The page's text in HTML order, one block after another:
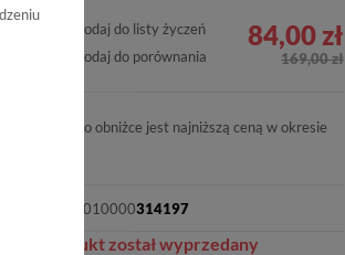
Dodaj do listy życzeń
Dodaj do porównania
84,00 zł
169,00 zł
Cena po obniżce jest najniższą ceną w okresie
2010000314197
Produkt został wyprzedany